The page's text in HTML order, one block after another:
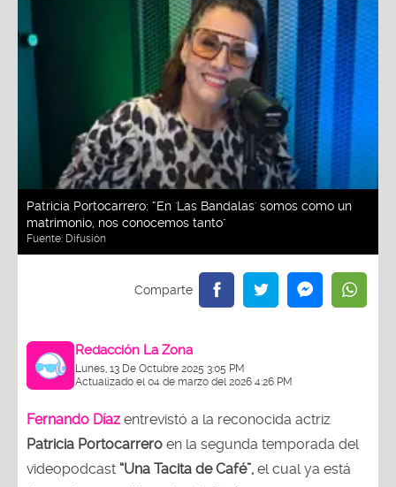
Patricia Portocarrero: “En 'Las Bandalas' somos como un
matrimonio, nos conocemos tanto"
Fuente: Difusión
Redacción La Zona
Lunes, 13 De Octubre 2025 3:05 PM
Actualizado el 04 de marzo del 2026 4:26 PM
Fernando Díaz entrevistó a la reconocida actriz
Patricia Portocarrero en la segunda temporada del
videopodcast “Una Tacita de Café”, el cual ya está